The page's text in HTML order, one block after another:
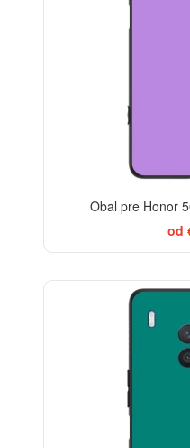
Obal pre Honor
od